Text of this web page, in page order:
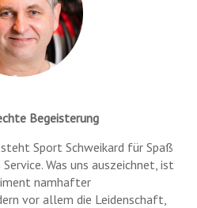
Begeisterung
Sport Schweikard für Spaß
Was uns auszeichnet, ist
namhafter
vor allem die Leidenschaft,